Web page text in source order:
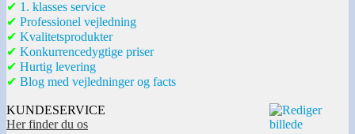
✔ 1. klasses service
✔ Professionel vejledning
✔ Kvalitetsprodukter
✔ Konkurrencedygtige priser
✔ Hurtig levering
✔ Blog med vejledninger og facts
KUNDESERVICE
Her finder du os